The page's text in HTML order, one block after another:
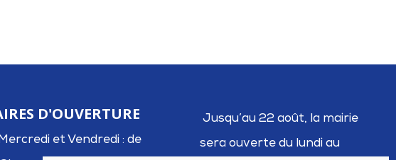
D'OUVERTURE
et Vendredi : de
Jusqu’au 22 août, la mairie
sera ouverte du lundi au